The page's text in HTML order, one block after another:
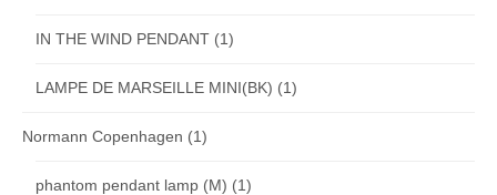
IN THE WIND PENDANT (1)
LAMPE DE MARSEILLE MINI(BK) (1)
Normann Copenhagen (1)
phantom pendant lamp (M) (1)